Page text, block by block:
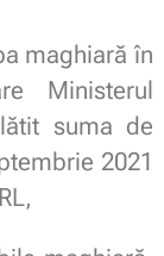
maghiară în
Ministerul
suma de
2021